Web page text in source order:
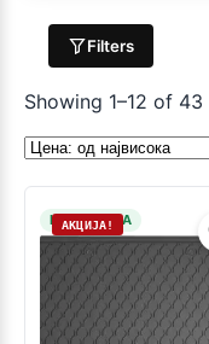
Filters
Showing 1–12 of
НА ЗАЛИХА
АКЦИЈА!